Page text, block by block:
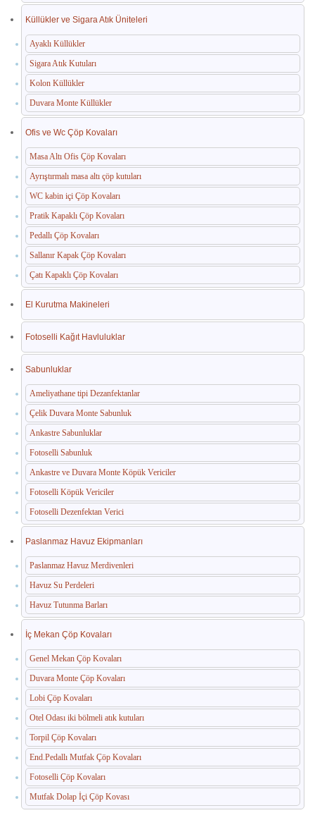
Küllükler ve Sigara Atık Üniteleri
Ayaklı Küllükler
Sigara Atık Kutuları
Kolon Küllükler
Duvara Monte Küllükler
Ofis ve Wc Çöp Kovaları
Masa Altı Ofis Çöp Kovaları
Ayrıştırmalı masa altı çöp kutuları
WC kabin içi Çöp Kovaları
Pratik Kapaklı Çöp Kovaları
Pedallı Çöp Kovaları
Sallanır Kapak Çöp Kovaları
Çatı Kapaklı Çöp Kovaları
El Kurutma Makineleri
Fotoselli Kağıt Havluluklar
Sabunluklar
Ameliyathane tipi Dezanfektanlar
Çelik Duvara Monte Sabunluk
Ankastre Sabunluklar
Fotoselli Sabunluk
Ankastre ve Duvara Monte Köpük Vericiler
Fotoselli Köpük Vericiler
Fotoselli Dezenfektan Verici
Paslanmaz Havuz Ekipmanları
Paslanmaz Havuz Merdivenleri
Havuz Su Perdeleri
Havuz Tutunma Barları
İç Mekan Çöp Kovaları
Genel Mekan Çöp Kovaları
Duvara Monte Çöp Kovaları
Lobi Çöp Kovaları
Otel Odası iki bölmeli atık kutuları
Torpil Çöp Kovaları
End.Pedallı Mutfak Çöp Kovaları
Fotoselli Çöp Kovaları
Mutfak Dolap İçi Çöp Kovası